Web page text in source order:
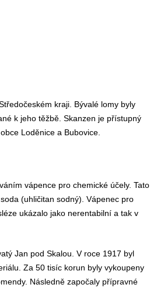
kraji. Bývalé lomy byly
k jeho těžbě. Skanzen je přístupný
Loděnice a Bubovice.
vápence pro chemické účely. Tato
(uhličitan sodný). Vápenec pro
ukázalo jako nerentabilní a tak v
Jan pod Skalou. V roce 1917 byl
Za 50 tisíc korun byly vykoupeny
Následně započaly přípravné